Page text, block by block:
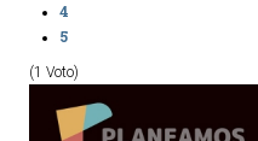
4
5
(1 Voto)